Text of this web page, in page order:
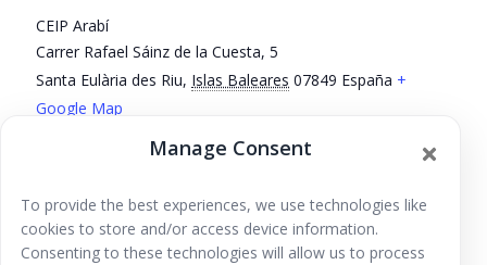
Manage Consent
To provide the best experiences, we use technologies like
cookies to store and/or access device information.
Consenting to these technologies will allow us to process
CEIP Arabí
Carrer Rafael Sáinz de la Cuesta, 5
Santa Eulària des Riu, Islas Baleares 07849 España +
Google Map
Taller de yoga en
familia
Fiesta de la Primavera en el Ceip Es
Vedrá